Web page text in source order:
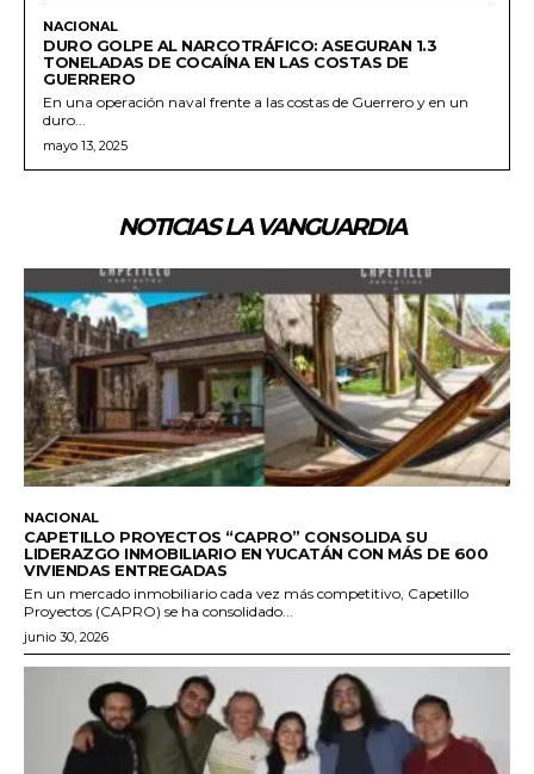
NACIONAL
DURO GOLPE AL NARCOTRÁFICO: ASEGURAN 1.3
TONELADAS DE COCAÍNA EN LAS COSTAS DE
GUERRERO
En una operación naval frente a las costas de Guerrero y en un
duro...
mayo 13, 2025
NOTICIAS LA VANGUARDIA
NACIONAL
CAPETILLO PROYECTOS “CAPRO” CONSOLIDA SU
LIDERAZGO INMOBILIARIO EN YUCATÁN CON MÁS DE 600
VIVIENDAS ENTREGADAS
En un mercado inmobiliario cada vez más competitivo, Capetillo
Proyectos (CAPRO) se ha consolidado...
junio 30, 2026